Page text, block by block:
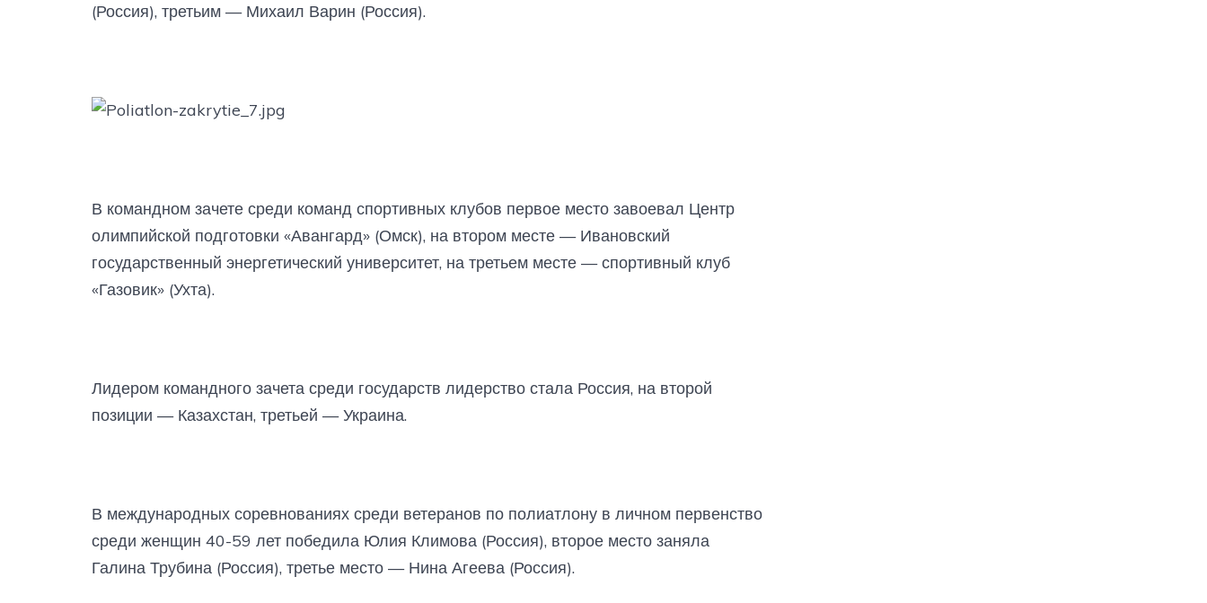
(Россия), третьим — Михаил Варин (Россия).
В командном зачете среди команд спортивных клубов первое место завоевал Центр
олимпийской подготовки «Авангард» (Омск), на втором месте — Ивановский
государственный энергетический университет, на третьем месте — спортивный клуб
«Газовик» (Ухта).
Лидером командного зачета среди государств лидерство стала Россия, на второй
позиции — Казахстан, третьей — Украина.
В международных соревнованиях среди ветеранов по полиатлону в личном первенство
среди женщин 40-59 лет победила Юлия Климова (Россия), второе место заняла
Галина Трубина (Россия), третье место — Нина Агеева (Россия).